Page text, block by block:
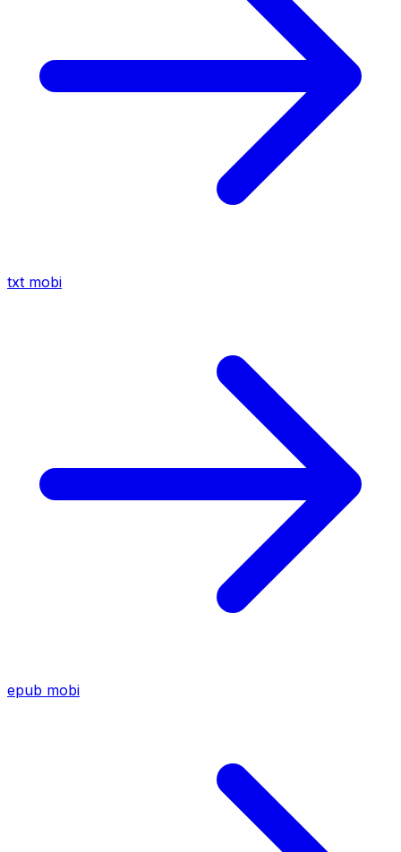
txt mobi
epub mobi